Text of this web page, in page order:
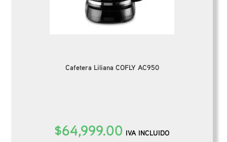
Cafetera Liliana COFLY AC950
$64,999.00 IVA INCLUIDO